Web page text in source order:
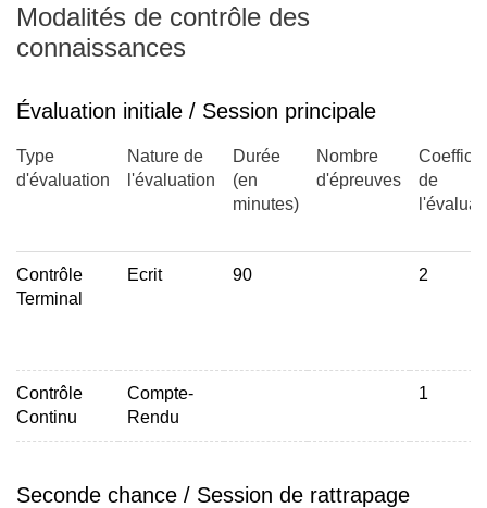
Modalités de contrôle des
connaissances
Évaluation initiale / Session principale
Type
d'évaluation
Nature de
l'évaluation
Durée
(en
minutes)
Nombre
d'épreuves
de
Contrôle
Terminal
Ecrit 90 2
Contrôle
Continu
Compte-
Rendu
1
Seconde chance / Session de rattrapage